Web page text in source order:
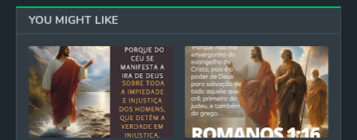
YOU MIGHT LIKE